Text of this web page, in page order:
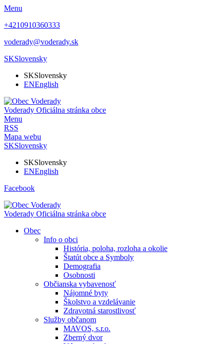
Menu
+4210910360333
voderady@voderady.sk
SKSlovensky
SKSlovensky
ENEnglish
Voderady Oficiálna stránka obce
Menu
RSS
Mapa webu
SKSlovensky
SKSlovensky
ENEnglish
Facebook
Voderady Oficiálna stránka obce
Obec
Info o obci
História, poloha, rozloha a okolie
Štatút obce a Symboly
Demografia
Osobnosti
Občianska vybavenosť
Nájomné byty
Školstvo a vzdelávanie
Zdravotná starostlivosť
Služby občanom
MAVOS, s.r.o.
Zberný dvor